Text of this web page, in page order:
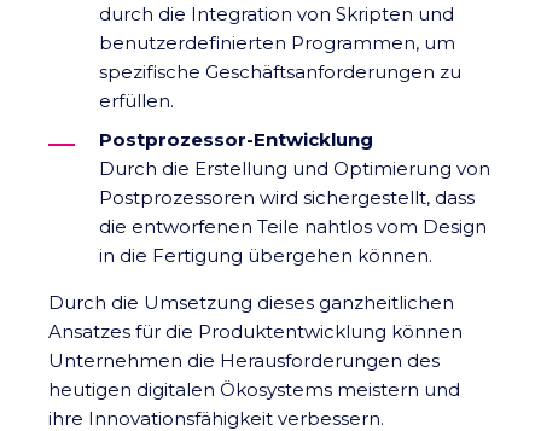
durch die Integration von Skripten und
benutzerdefinierten Programmen, um
spezifische Geschäftsanforderungen zu
erfüllen.
Postprozessor-Entwicklung
Durch die Erstellung und Optimierung von
Postprozessoren wird sichergestellt, dass
die entworfenen Teile nahtlos vom Design
in die Fertigung übergehen können.
Durch die Umsetzung dieses ganzheitlichen
Ansatzes für die Produktentwicklung können
Unternehmen die Herausforderungen des
heutigen digitalen Ökosystems meistern und
ihre Innovationsfähigkeit verbessern.